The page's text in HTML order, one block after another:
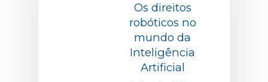
Os direitos
robóticos no
mundo da
Inteligência
Artificial